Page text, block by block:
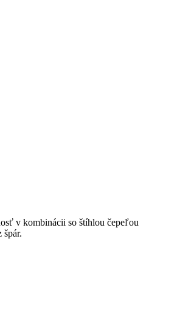
v kombinácii so štíhlou čepeľou